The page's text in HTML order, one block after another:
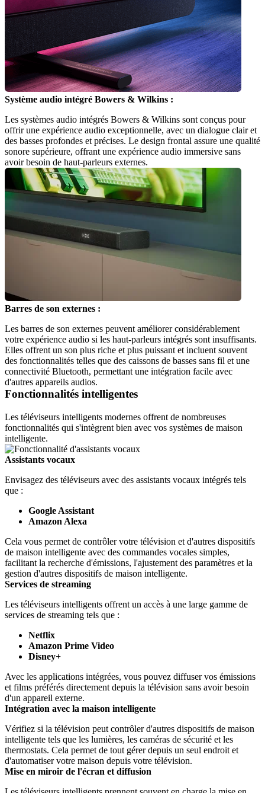
Système audio intégré Bowers & Wilkins :
Les systèmes audio intégrés Bowers & Wilkins sont conçus pour
offrir une expérience audio exceptionnelle, avec un dialogue clair et
des basses profondes et précises. Le design frontal assure une qualité
sonore supérieure, offrant une expérience audio immersive sans
avoir besoin de haut-parleurs externes.
Barres de son externes :
Les barres de son externes peuvent améliorer considérablement
votre expérience audio si les haut-parleurs intégrés sont insuffisants.
Elles offrent un son plus riche et plus puissant et incluent souvent
des fonctionnalités telles que des caissons de basses sans fil et une
connectivité Bluetooth, permettant une intégration facile avec
d'autres appareils audios.
Fonctionnalités intelligentes
Les téléviseurs intelligents modernes offrent de nombreuses
fonctionnalités qui s'intègrent bien avec vos systèmes de maison
intelligente.
Assistants vocaux
Envisagez des téléviseurs avec des assistants vocaux intégrés tels
que :
Google Assistant
Amazon Alexa
Cela vous permet de contrôler votre télévision et d'autres dispositifs
de maison intelligente avec des commandes vocales simples,
facilitant la recherche d'émissions, l'ajustement des paramètres et la
gestion d'autres dispositifs de maison intelligente.
Services de streaming
Les téléviseurs intelligents offrent un accès à une large gamme de
services de streaming tels que :
Netflix
Amazon Prime Video
Disney+
Avec les applications intégrées, vous pouvez diffuser vos émissions
et films préférés directement depuis la télévision sans avoir besoin
d'un appareil externe.
Intégration avec la maison intelligente
Vérifiez si la télévision peut contrôler d'autres dispositifs de maison
intelligente tels que les lumières, les caméras de sécurité et les
thermostats. Cela permet de tout gérer depuis un seul endroit et
d'automatiser votre maison depuis votre télévision.
Mise en miroir de l'écran et diffusion